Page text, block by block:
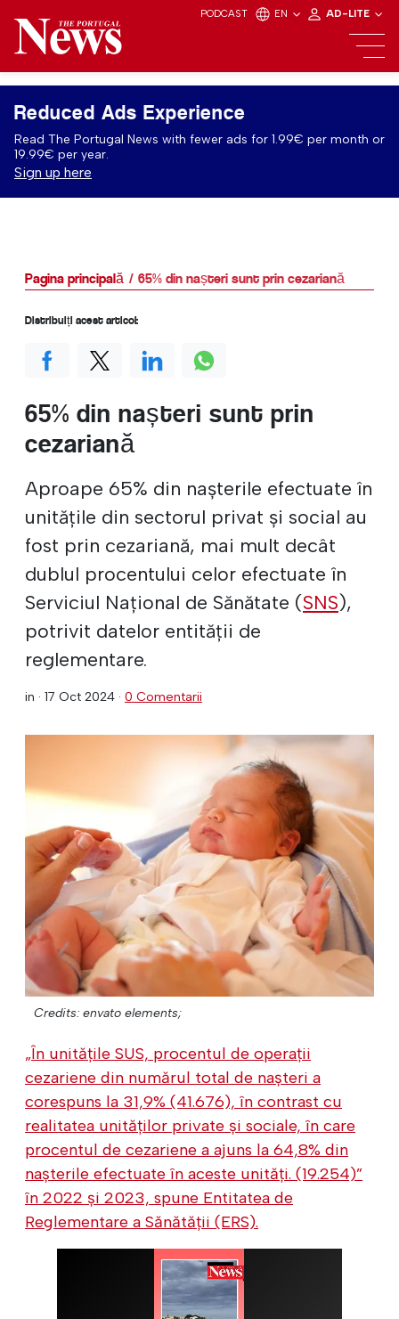
PODCAST EN AD-LITE
Reduced Ads Experience
Read The Portugal News with fewer ads for 1.99€ per month or
19.99€ per year.
Sign up here
Pagina principală 65% din nașteri sunt prin cezariană
65% din nașteri sunt prin
cezariană
Aproape 65% din nașterile efectuate în
unitățile din sectorul privat și social au
fost prin cezariană, mai mult decât
dublul procentului celor efectuate în
Serviciul Național de Sănătate (SNS),
potrivit datelor entității de
reglementare.
in · 17 Oct 2024 · 0 Comentarii
Credits: envato elements;
„În unitățile SUS, procentul de operații
cezariene din numărul total de nașteri a
corespuns la 31,9% (41.676), în contrast cu
realitatea unităților private și sociale, în care
procentul de cezariene a ajuns la 64,8% din
nașterile efectuate în aceste unități. (19.254)”
în 2022 și 2023, spune Entitatea de
Reglementare a Sănătății (ERS).
Distribuiți acest articol: